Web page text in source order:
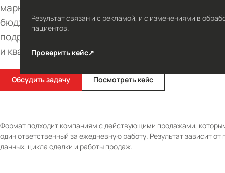
маркетинговой функцией: стратегию,
бюджет, внутреннюю команду,
подрядчиков, аналитику
и квартальный план.
Обсудить задачу Посмотреть кейс
Результат связан и с рекламой, и с изменениями в
пациентов.
Проверить кейс↗
Формат подходит компаниям с действующими продажами,
один ответственный за ежедневную работу. Результат зависит от
данных, цикла сделки и работы продаж.